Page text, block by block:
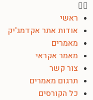
ראשי
אודות אתר אקדמג'יק
מאמרים
מאמר אקראי
צור קשר
תרגום מאמרים
כל הקורסים